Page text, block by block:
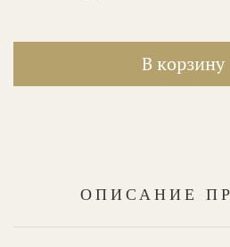
В корзину
ОПИСАНИЕ